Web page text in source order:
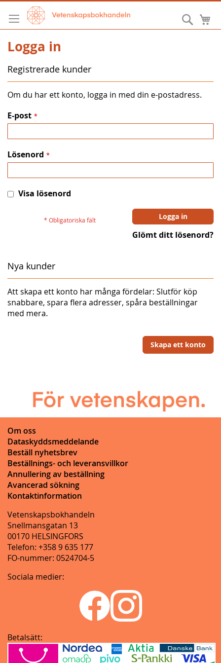
Hoppa
till
innehållet
Sök
Logga in
Registrerade kunder
Om du har ett konto, logga in med din e-postadress.
E-post
Lösenord
Visa lösenord
Logga in
Glömt ditt lösenord?
Nya kunder
Att skapa ett konto har många fördelar: Slutför köp
snabbare, spara flera adresser, spåra beställningar
med mera.
Skapa ett konto
Om oss
Dataskyddsmeddelande
Beställ nyhetsbrev
Beställnings- och leveransvillkor
Annullering av beställning
Avancerad sökning
Kontaktinformation
Vetenskapsbokhandeln
Snellmansgatan 13
00170 HELSINGFORS
Telefon: +358 9 635 177
FO-nummer: 0524704-5
Sociala medier:
Betalsätt: